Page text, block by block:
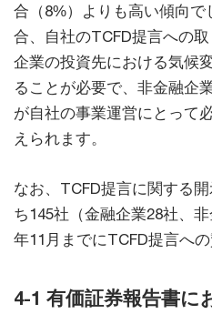
合（8%）よりも高い傾向
合、自社のTCFD提言への
企業の投資先における気候
ることが必要で、非金融企
が自社の事業運営にとって
えられます。
なお、TCFD提言に関する
ち145社（金融企業28社、
年11月までにTCFD提言へ
4-1 有価証券報告書に